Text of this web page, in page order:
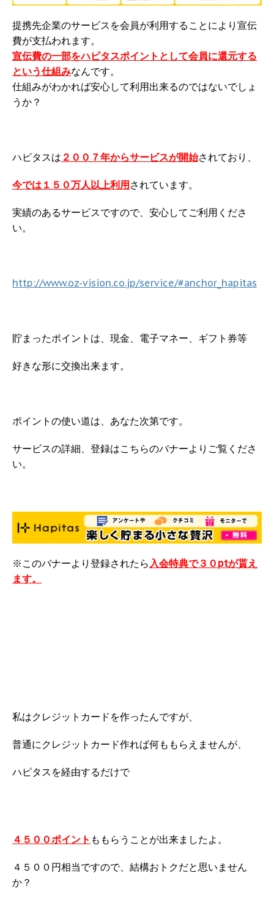
提携先企業のサービスを会員が利用することにより宣伝
費が支払われます。
宣伝費の一部をハピタスポイントとして会員に還元する
という仕組みなんです。
仕組みがわかれば安心して利用出来るのではないでしょ
うか？
ハピタスは ２００７年からサービスが開始されており、
今では１５０万人以上利用されています。
実績のあるサービスですので、安心してご利用くださ
い。
http://www.oz-vision.co.jp/service/#anchor_hapitas
貯まったポイントは、現金、電子マネー、ギフト券等
好きな形に交換出来ます。
ポイントの使い道は、あなた次第です。
サービスの詳細、登録はこちらのバナーよりご覧くださ
い。
※このバナーより登録されたら 入会特典で３０ptが貰え
ます。
私はクレジットカードを作ったんですが、
普通にクレジットカード作れば何ももらえませんが、
ハピタスを経由するだけで
４５００ポイント ももらうことが出来ましたよ。
４５００円相当ですので、結構おトクだと思いません
か？